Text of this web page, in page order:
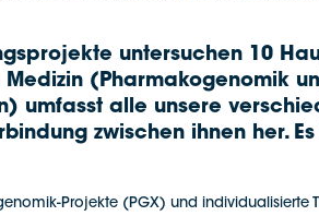
untersuchen 10
(Pharmakogenomik
umfasst alle unsere
zwischen ihnen her.
Projekte (PGX) und individualisierte